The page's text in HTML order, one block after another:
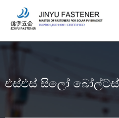
අන්තර්ගතය
යන්න
එස්එස් සිලෝ බෝල්ට්ස්